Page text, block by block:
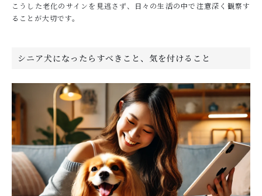
こうした老化のサインを見逃さず、日々の生活の中で注意深く観察す
ることが大切です。
シニア犬になったらすべきこと、気を付けること